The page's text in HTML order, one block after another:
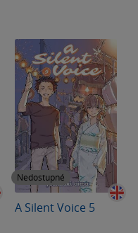
Nedostupné
A Silent Voice 5